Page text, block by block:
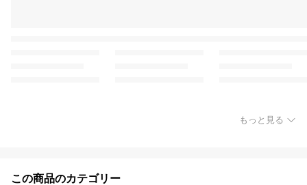
もっと見る
この商品のカテゴリー